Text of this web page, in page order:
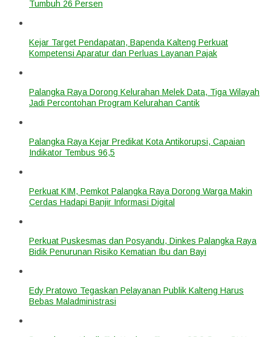
Tumbuh 26 Persen
Kejar Target Pendapatan, Bapenda Kalteng Perkuat
Kompetensi Aparatur dan Perluas Layanan Pajak
Palangka Raya Dorong Kelurahan Melek Data, Tiga Wilayah
Jadi Percontohan Program Kelurahan Cantik
Palangka Raya Kejar Predikat Kota Antikorupsi, Capaian
Indikator Tembus 96,5
Perkuat KIM, Pemkot Palangka Raya Dorong Warga Makin
Cerdas Hadapi Banjir Informasi Digital
Perkuat Puskesmas dan Posyandu, Dinkes Palangka Raya
Bidik Penurunan Risiko Kematian Ibu dan Bayi
Edy Pratowo Tegaskan Pelayanan Publik Kalteng Harus
Bebas Maladministrasi